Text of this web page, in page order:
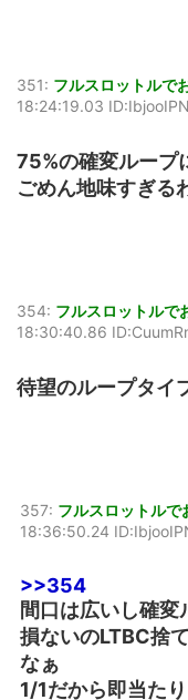
351: フルスロットルで
18:24:19.03
75%の確変ループ
ごめん地味すぎる
354: フルスロットルで
18:30:40.86
待望のループタイ
357: フルスロットルで
18:36:50.24
>>354
間口は広いし確
損ないのLTBC捨
なぁ
1/1だから即当た